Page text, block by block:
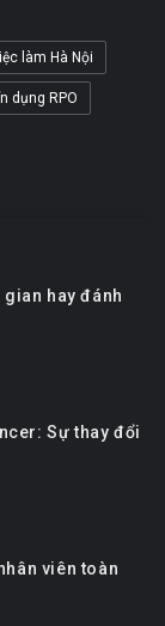
làm Hà Nội
dụng RPO
hay đánh
Sự thay đổi
viên toàn